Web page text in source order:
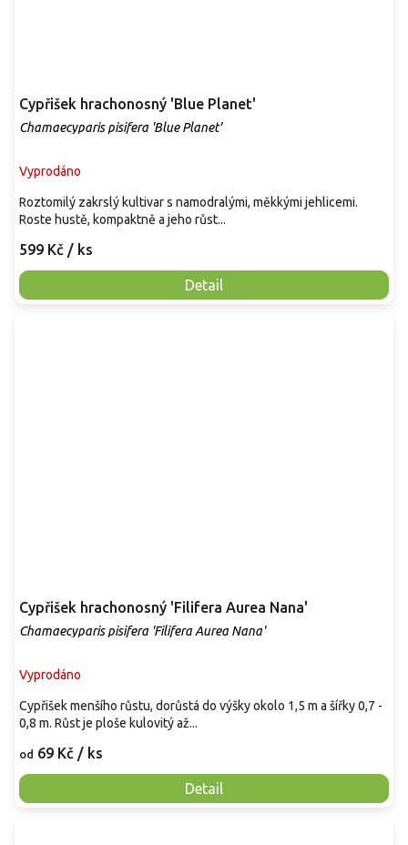
Cypřišek hrachonosný 'Blue Planet'
Chamaecyparis pisifera 'Blue Planet'
Vyprodáno
599 Kč / ks
Detail
Roztomilý zakrslý kultivar s namodralými, měkkými jehlicemi.
Roste hustě, kompaktně a jeho růst...
Cypřišek hrachonosný 'Filifera Aurea Nana'
Chamaecyparis pisifera 'Filifera Aurea Nana'
Vyprodáno
od 69 Kč / ks
Detail
Cypřišek menšího růstu, dorůstá do výšky okolo 1,5 m a šířky 0,7 -
0,8 m. Růst je ploše kulovitý až...